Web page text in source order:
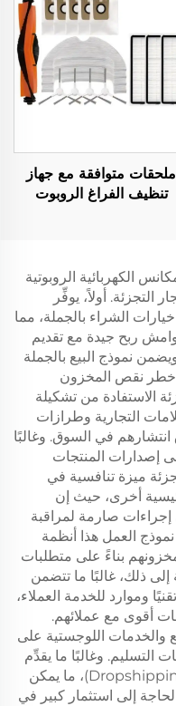
ملحقات متوافقة مع جهاز
تنظيف الفراغ الروبوت
فرشاة حافة، حقيبة غبار
وقطع استهلاكية
الكهربائية الروبوتية
التجزئة. أولاً، يوفِّر
الشراء بالجملة، مما
ربح جيدة مع تقديم
نموذج البيع بالجملة
خطر نقص المخزون
الاستفادة من تشكيلة
التجارية وطرازات
في السوق. وغالبًا
إصدارات المنتجات
ميزة تنافسية في
أخرى، حيث إن
صارمة لمراقبة
العمل هذا أنظمة
بناءً على متطلبات
إلى ذلك، غالبًا ما تتضمن
وموارد للخدمة العملاء،
أقوى مع عملائهم.
والخدمات اللوجستية على
التسليم. وغالبًا ما يقدِّم
الموردون خيارات الشحن المباشر (Dropshipping)، ما يمكن
إلى استثمار كبير في